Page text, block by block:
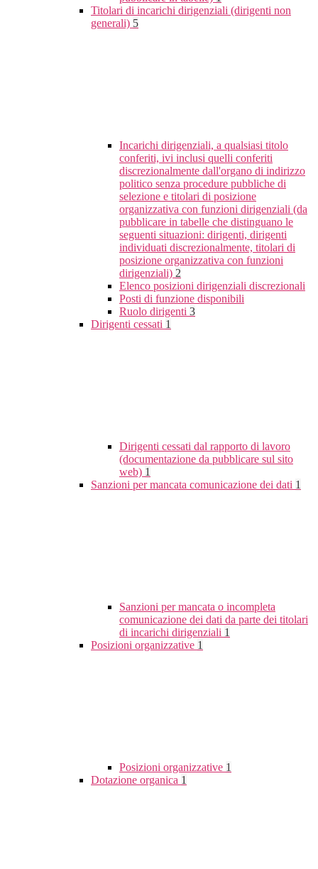
Titolari di incarichi dirigenziali (dirigenti non
generali) 5
Incarichi dirigenziali, a qualsiasi titolo
conferiti, ivi inclusi quelli conferiti
discrezionalmente dall'organo di indirizzo
politico senza procedure pubbliche di
selezione e titolari di posizione
organizzativa con funzioni dirigenziali (da
pubblicare in tabelle che distinguano le
seguenti situazioni: dirigenti, dirigenti
individuati discrezionalmente, titolari di
posizione organizzativa con funzioni
dirigenziali) 2
Elenco posizioni dirigenziali discrezionali
Posti di funzione disponibili
Ruolo dirigenti 3
Dirigenti cessati 1
Dirigenti cessati dal rapporto di lavoro
(documentazione da pubblicare sul sito
web) 1
Sanzioni per mancata comunicazione dei dati 1
Sanzioni per mancata o incompleta
comunicazione dei dati da parte dei titolari
di incarichi dirigenziali 1
Posizioni organizzative 1
Posizioni organizzative 1
Dotazione organica 1